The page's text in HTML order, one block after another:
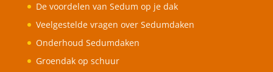
De voordelen van Sedum op je dak
Veelgestelde vragen over Sedumdaken
Onderhoud Sedumdaken
Groendak op schuur